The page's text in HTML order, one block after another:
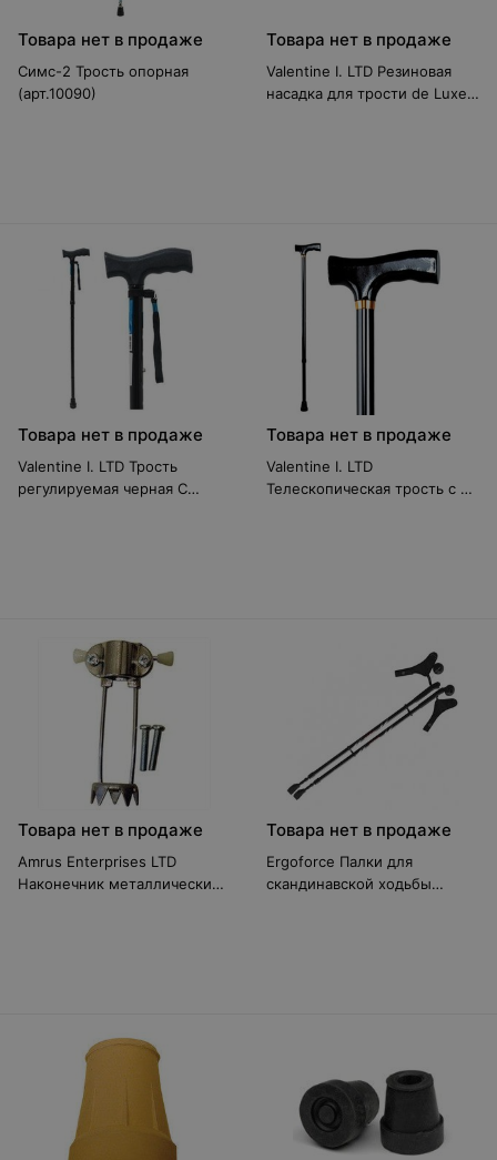
Товара нет в продаже
Симс-2 Трость опорная
(арт.10090)
Товара нет в продаже
Valentine I. LTD Резиновая
насадка для трости de Luxe,
Товара нет в продаже
Valentine I. LTD Трость
регулируемая черная C
Товара нет в продаже
Valentine I. LTD
Телескопическая трость с Т-
Товара нет в продаже
Amrus Enterprises LTD
Наконечник металлический
Товара нет в продаже
Ergoforce Палки для
скандинавской ходьбы